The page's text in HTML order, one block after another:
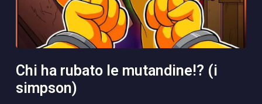
chi ha rubato le mutandine!? (i
simpson)